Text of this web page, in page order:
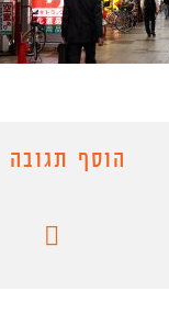
הוסף תגובה